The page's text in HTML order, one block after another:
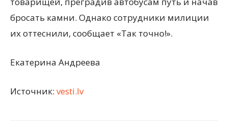
бросать камни. Однако сотрудники милиции
их оттеснили, сообщает «Так точно!».
Екатерина Андреева
Источник: vesti.lv